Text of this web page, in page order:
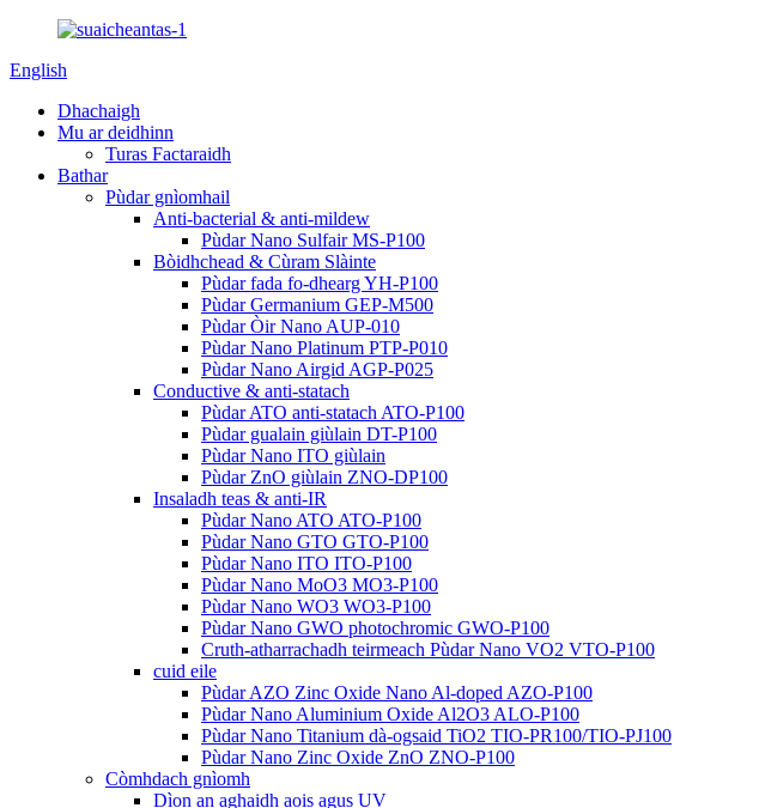
English
Dhachaigh
Mu ar deidhinn
Turas Factaraidh
Bathar
Pùdar gnìomhail
Anti-bacterial & anti-mildew
Pùdar Nano Sulfair MS-P100
Bòidhchead & Cùram Slàinte
Pùdar fada fo-dhearg YH-P100
Pùdar Germanium GEP-M500
Pùdar Òir Nano AUP-010
Pùdar Nano Platinum PTP-P010
Pùdar Nano Airgid AGP-P025
Conductive & anti-statach
Pùdar ATO anti-statach ATO-P100
Pùdar gualain giùlain DT-P100
Pùdar Nano ITO giùlain
Pùdar ZnO giùlain ZNO-DP100
Insaladh teas & anti-IR
Pùdar Nano ATO ATO-P100
Pùdar Nano GTO GTO-P100
Pùdar Nano ITO ITO-P100
Pùdar Nano MoO3 MO3-P100
Pùdar Nano WO3 WO3-P100
Pùdar Nano GWO photochromic GWO-P100
Cruth-atharrachadh teirmeach Pùdar Nano VO2 VTO-P100
cuid eile
Pùdar AZO Zinc Oxide Nano Al-doped AZO-P100
Pùdar Nano Aluminium Oxide Al2O3 ALO-P100
Pùdar Nano Titanium dà-ogsaid TiO2 TIO-PR100/TIO-PJ100
Pùdar Nano Zinc Oxide ZnO ZNO-P100
Còmhdach gnìomh
Dìon an aghaidh aois agus UV